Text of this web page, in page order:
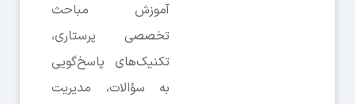
آموزش مباحث
تخصصی پرستاری،
تکنیک‌های پاسخ‌گویی
به سؤالات، مدیریت